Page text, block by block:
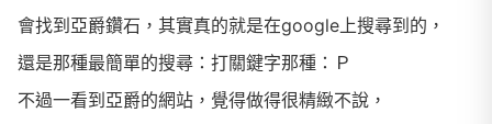
會找到亞爵鑽石，其實真的就是在google上搜尋到的，
還是那種最簡單的搜尋：打關鍵字那種：Ｐ
不過一看到亞爵的網站，覺得做得很精緻不說，